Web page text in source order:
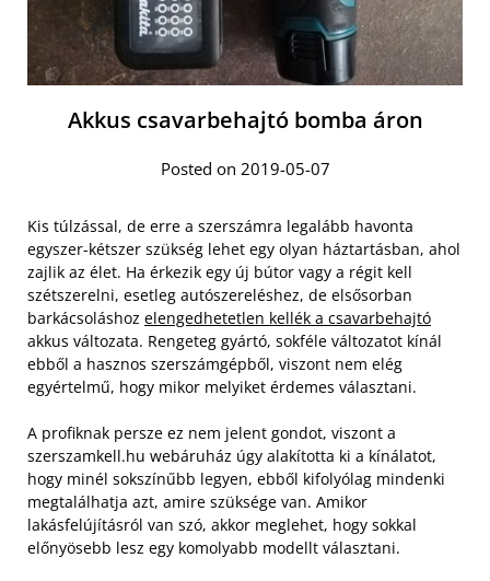
Akkus csavarbehajtó bomba áron
Posted on 2019-05-07
Kis túlzással, de erre a szerszámra legalább havonta
egyszer-kétszer szükség lehet egy olyan háztartásban, ahol
zajlik az élet. Ha érkezik egy új bútor vagy a régit kell
szétszerelni, esetleg autószereléshez, de elsősorban
barkácsoláshoz elengedhetetlen kellék a csavarbehajtó
akkus változata. Rengeteg gyártó, sokféle változatot kínál
ebből a hasznos szerszámgépből, viszont nem elég
egyértelmű, hogy mikor melyiket érdemes választani.
A profiknak persze ez nem jelent gondot, viszont a
szerszamkell.hu webáruház úgy alakította ki a kínálatot,
hogy minél sokszínűbb legyen, ebből kifolyólag mindenki
megtalálhatja azt, amire szüksége van. Amikor
lakásfelújításról van szó, akkor meglehet, hogy sokkal
előnyösebb lesz egy komolyabb modellt választani.